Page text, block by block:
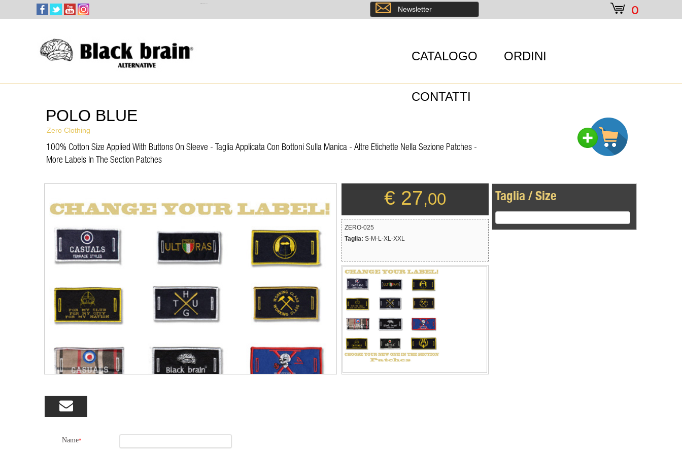
e 0
CATALOGO ORDINI
CONTATTI
8 Newsletter
POLO BLUE
100% Cotton Size Applied With Buttons On Sleeve - Taglia Applicata Con Bottoni Sulla Manica - Altre Etichette Nella Sezione Patches -
More Labels In The Section Patches
Zero Clothing
€ 27,00
ZERO-025
Taglia: S-M-L-XL-XXL
Taglia / Size

Name*